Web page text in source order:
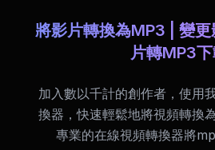
將影片轉換為MP3 | 變
片轉MP3
加入數以千計的創作者，使用
換器，快速輕鬆地將視頻轉換
專業的在線視頻轉換器將